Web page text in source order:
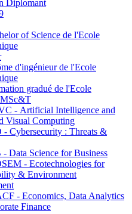
Diplomant
of Science de l'Ecole
d'ingénieur de l'Ecole
gradué de l'Ecole
- Artificial Intelligence and
Visual Computing
Cybersecurity : Threats &
Data Science for Business
- Ecotechnologies for
& Environment
- Economics, Data Analytics
Finance